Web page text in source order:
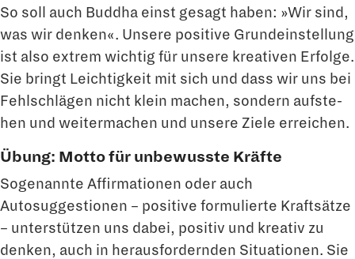
So soll auch Buddha einst gesagt haben: »Wir sind,
was wir denken«. Unsere positive Grundeinstellung
ist also extrem wichtig für unsere kreativen Erfolge.
Sie bringt Leich­tigkeit mit sich und dass wir uns bei
Fehlschlägen nicht klein machen, sondern aufste­
hen und weitermachen und unsere Ziele erreichen.
Übung: Motto für unbewusste Kräfte
Sogenannte Affirmationen oder auch
Autosuggestionen – positive formulierte Kraftsätze
– unterstützen uns dabei, positiv und kreativ zu
denken, auch in herausfordernden Situationen. Sie